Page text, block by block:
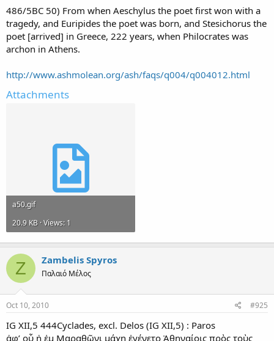
486/5BC 50) From when Aeschylus the poet first won with a
tragedy, and Euripides the poet was born, and Stesichorus the
poet [arrived] in Greece, 222 years, when Philocrates was
archon in Athens.
http://www.ashmolean.org/ash/faqs/q004/q004012.html
Attachments
a50.gif
20.9 KB · Views: 1
Z Zambelis Spyros
Παλαιό Μέλος
Oct 10, 2010 #925
IG XII,5 444Cyclades, excl. Delos (IG XII,5) : Paros
ἀφ’ οὗ ἡ ἐμ Μαραθῶνι μάχη ἐγένετο Ἀθηναίοις πρὸς τοὺς